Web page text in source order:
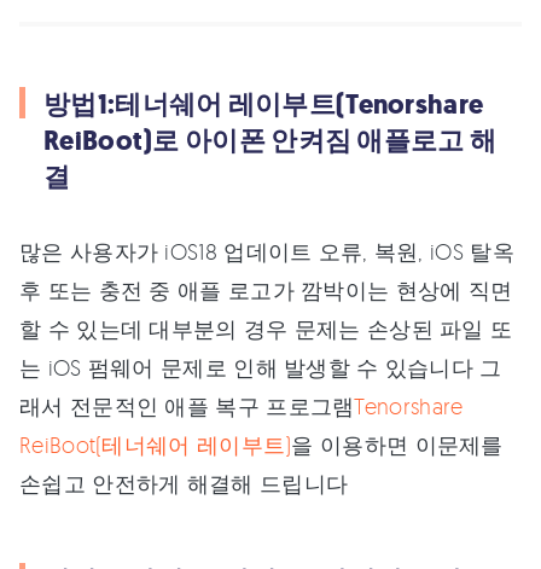
방법1:테너쉐어 레이부트(Tenorshare
ReiBoot)로 아이폰 안켜짐 애플로고 해
결
많은 사용자가 iOS18 업데이트 오류, 복원, iOS 탈옥
후 또는 충전 중 애플 로고가 깜박이는 현상에 직면
할 수 있는데 대부분의 경우 문제는 손상된 파일 또
는 iOS 펌웨어 문제로 인해 발생할 수 있습니다 그
래서 전문적인 애플 복구 프로그램Tenorshare
ReiBoot(테너쉐어 레이부트)을 이용하면 이문제를
손쉽고 안전하게 해결해 드립니다